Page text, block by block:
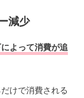
減少
よって消費が追
けで消費される